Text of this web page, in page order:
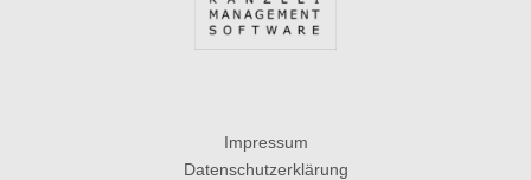
Impressum
Datenschutzerklärung